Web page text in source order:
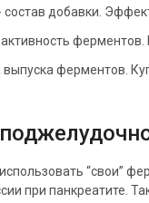
добавки.
ферментов.
“свои”
при панкреатите.